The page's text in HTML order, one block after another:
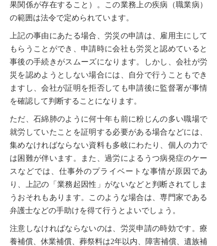
果関係が存在すること）。この業務上の疾病（職業病）
の範囲は法令で定められています。
上記の事由にあたる場合、労災の申請は、雇用主にして
もらうことができ、申請時に会社も労災と認めていると
事後の手続きがスムーズになります。しかし、会社が労
災を認めようとしない場合には、自分で行うこともでき
ますし、会社が証明を拒否しても申請後に監督署が事情
を確認して判断することになります。
ただ、石綿肺のように何十年も前に粉じんの多い職場で
就労していたことを証明する必要がある場合などには、
集めなければならない資料も多岐にわたり、個人の力で
は困難が伴います。また、過労によるうつ病発症のケー
スなどでは、仕事外のプライベートな事情が原因であ
り、上記の「業務起因性」がないなどと判断されてしま
うおそれもあります。このような場合は、専門家である
弁護士などの手助けを得て行うとよいでしょう。
注意しなければならないのは、労災申請の時効です。療
養補償、休業補償、葬祭料は2年以内、障害補償、遺族補